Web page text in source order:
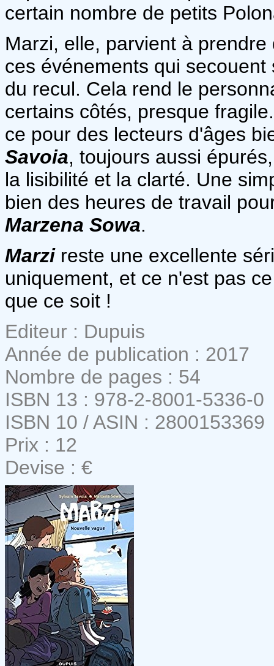
certain nombre de petits
Marzi, elle, parvient à
ces événements qui
du recul. Cela rend le
certains côtés, presque
ce pour des lecteurs d'âges
Savoia, toujours aussi
la lisibilité et la clarté. Une
bien des heures de travail
Marzena Sowa.
Marzireste une excellente
uniquement, et ce n'est pas
que ce soit !
Editeur : Dupuis
Année de publication : 2017
Nombre de pages : 54
ISBN 13 : 978-2-8001-5336-0
ISBN 10 / ASIN : 2800153369
Prix : 12
Devise : €